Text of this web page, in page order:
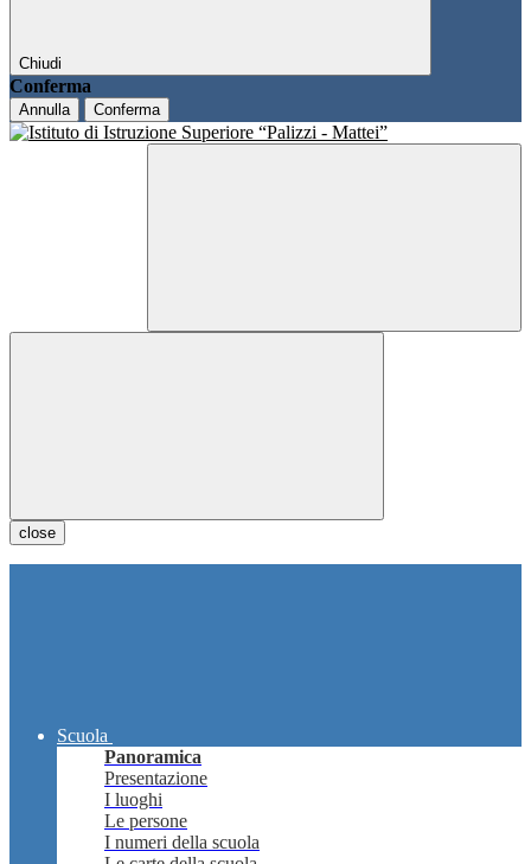
Chiudi
Conferma
Annulla Conferma
close
Scuola
Panoramica
Presentazione
I luoghi
Le persone
I numeri della scuola